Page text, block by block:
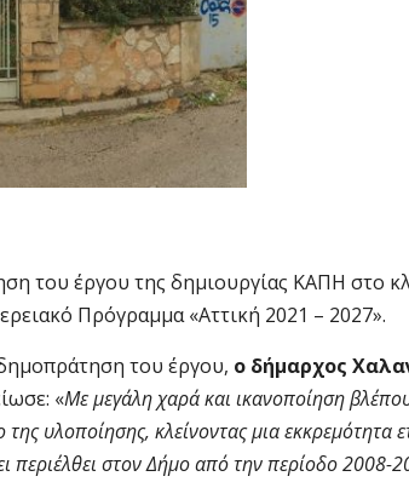
του έργου της δημιουργίας ΚΑΠΗ στο
Πρόγραμμα «Αττική 2021 – 2027».
του έργου, ο δήμαρχος
«Με μεγάλη χαρά και ικανοποίηση
της υλοποίησης, κλείνοντας μια εκκρεμότητα
περιέλθει στον Δήμο από την περίοδο 2008-